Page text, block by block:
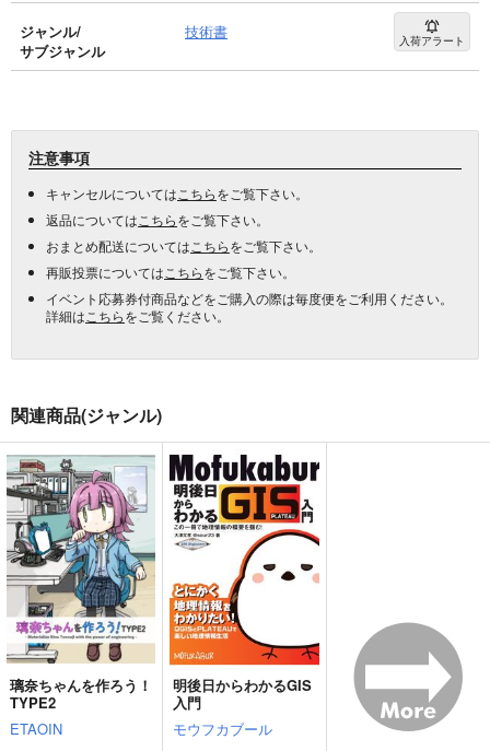
ジャンル/
サブジャンル
技術書 入荷アラート
注意事項
キャンセルについては こちらをご覧下さい。
返品については こちらをご覧下さい。
おまとめ配送については こちらをご覧下さい。
再販投票については こちらをご覧下さい。
イベント応募券付商品などをご購入の際は毎度便をご利用ください。
詳細は こちらをご覧ください。
関連商品(ジャンル)
璃奈ちゃんを作ろう！
TYPE2
ETAOIN
明後日からわかるGIS
入門
モウフカブール